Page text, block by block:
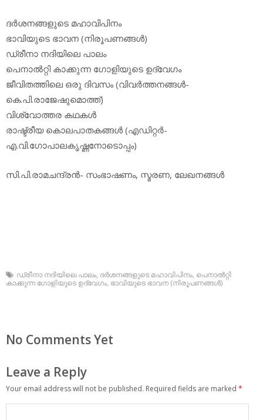
ദര്‍ശനങ്ങളുടെ മഹാവിപിനം
ഭാവിയുടെ ഭാവന (നിരൂപണങ്ങള്‍)
ഡ്രീനാ നദിയിലെ പാലം
പെനാല്‍റ്റി കാക്കുന്ന ഗോളിയുടെ ഉദ്വേഗം
ജീവിതത്തിലെ ഒരു ദിവസം (വിവര്‍ത്തനങ്ങള്‍-
കെ.പി.രാജേഷുമൊത്ത്)
വിശ്വോത്തര കഥകള്‍
രാഷ്ട്രീയ കൊലപാതകങ്ങള്‍ (എഡിറ്റര്‍-
എ.വി.ഗോപാലകൃഷ്ണനോടൊപ്പം)
സി.പി.രാമചന്ദ്രന്‍- സംഭാഷണം, സ്മരണ, ലേഖനങ്ങള്‍
ഡ്രീനാ നദിയിലെ പാലം, ദര്‍ശനങ്ങളുടെ മഹാവിപിനം, പെനാല്‍റ്റി
കാക്കുന്ന ഗോളിയുടെ ഉദ്വേഗം, ഭാവിയുടെ ഭാവന (നിരൂപണങ്ങള്‍)
No Comments Yet
Leave a Reply
Your email address will not be published. Required fields are marked *